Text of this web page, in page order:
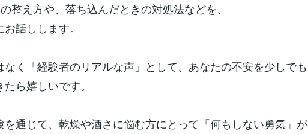
整え方や、落ち込んだときの対処法などを、
話しします。
なく「経験者のリアルな声」として、あなたの不安を少しでも
ら嬉しいです。
を通じて、乾燥や酒さに悩む方にとって「何もしない勇気」が